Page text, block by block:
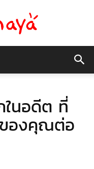
นอดีต ที่
องคุณต่อ